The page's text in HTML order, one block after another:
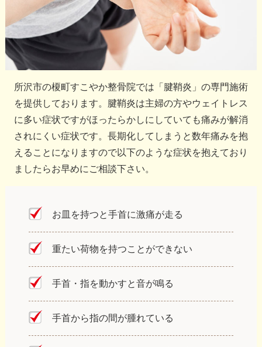
所沢市の榎町すこやか整骨院では「腱鞘炎」の専門施術
を提供しております。腱鞘炎は主婦の方やウェイトレス
に多い症状ですがほったらかしにしていても痛みが解消
されにくい症状です。長期化してしまうと数年痛みを抱
えることになりますので以下のような症状を抱えており
ましたらお早めにご相談下さい。
お皿を持つと手首に激痛が走る
重たい荷物を持つことができない
手首・指を動かすと音が鳴る
手首から指の間が腫れている